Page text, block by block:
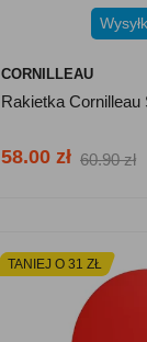
CORNILLEAU
Rakietka Cornilleau
58.00 zł 60.90 zł
TANIEJ O 31 ZŁ